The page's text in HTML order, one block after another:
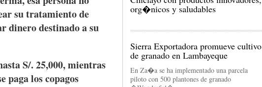
sutratamientode
dinerodestinadoasu
S/. 25,000,mientras
pagaloscopagos
Sierra Exportadora promueve cultivo
de granado en Lambayeque
En Za�a se ha implementado una parcela
piloto con 500 plantones de granado